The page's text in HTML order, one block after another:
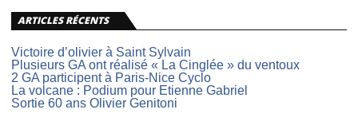
ARTICLES RÉCENTS
Victoire d’olivier à Saint Sylvain
Plusieurs GA ont réalisé « La Cinglée » du ventoux
2 GA participent à Paris-Nice Cyclo
La volcane : Podium pour Etienne Gabriel
Sortie 60 ans Olivier Genitoni